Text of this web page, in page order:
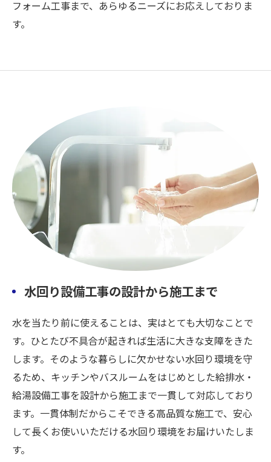
フォーム工事まで、あらゆるニーズにお応えしておりま
す。
水回り設備工事の設計から施工まで
水を当たり前に使えることは、実はとても大切なことで
す。ひとたび不具合が起きれば生活に大きな支障をきた
します。そのような暮らしに欠かせない水回り環境を守
るため、キッチンやバスルームをはじめとした給排水・
給湯設備工事を設計から施工まで一貫して対応しており
ます。一貫体制だからこそできる高品質な施工で、安心
して長くお使いいただける水回り環境をお届けいたしま
す。